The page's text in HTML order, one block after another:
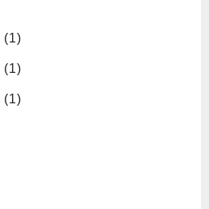
(1)
(1)
(1)